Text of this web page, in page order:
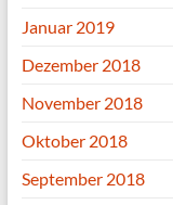
Januar 2019
Dezember 2018
November 2018
Oktober 2018
September 2018